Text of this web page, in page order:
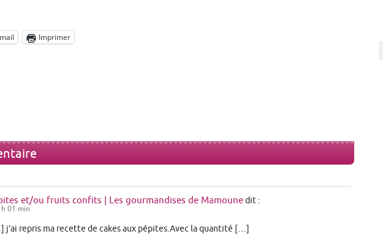
Imprimer
et/ou fruits confits | Les gourmandises de Mamoune dit :
01 min
j’ai repris ma recette de cakes aux pépites.Avec la quantité […]